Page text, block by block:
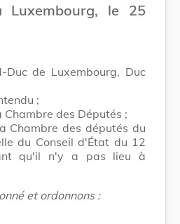
Luxembourg, le 25
Duc de Luxembourg, Duc
;
Chambre des Députés ;
Chambre des députés du
du Conseil d'État du 12
qu'il n'y a pas lieu à
et ordonnons :